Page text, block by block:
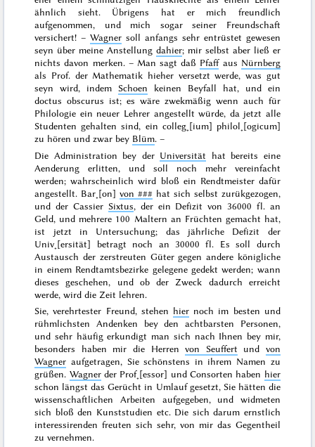
ähnlich sieht. Übrigens hat er mich freundlich
aufgenommen, und mich sogar seiner Freundschaft
versichert! –Wagner soll anfangs sehr entrüstet gewesen
seyn über meine Anstellungdahier; mir selbst aber ließ er
nichts davon merken. – Man sagt daß Pfaffaus Nürnberg
als Prof. der Mathematik hieher versetzt werde, was gut
seyn wird, indem Schoen keinen Beyfall hat, und ein
doctus obscurus ist; es wäre zwekmäßig wenn auch für
Philologie ein neuer Lehrer angestellt würde, da jetzt alle
Studenten gehalten sind, ein colleg˖[ium] philol˖[ogicum]
zu hören und zwar bey Blüm. –
Die Administration bey der Universität hat bereits eine
Aenderung erlitten, und soll noch mehr vereinfacht
werden; wahrscheinlich wird bloß ein Rendtmeister dafür
angestellt. Bar˖[on]von### hat sich selbst zurükgezogen,
und der Cassier Sixtus, der ein Defizit von 36000 fl. an
Geld, und mehrere 100 Maltern an Früchten gemacht hat,
ist jetzt in Untersuchung; das jährliche Defizit der
Univ˖[ersität] betragt noch an 30000 fl. Es soll durch
Austausch der zerstreuten Güter gegen andere königliche
in einemRendtamtsbezirke gelegene gedekt werden; wann
dieses geschehen, und ob der Zweck dadurch erreicht
werde, wird die Zeit lehren.
Sie, verehrtester Freund, stehen hier noch im besten und
rühmlichsten Andenken bey den achtbarsten Personen,
und sehr häufig erkundigt man sich nach Ihnen bey mir,
besonders haben mir die Herrenvon Seuffert und von
Wagner aufgetragen, Sie schönstens in ihrem Namen zu
grüßen. Wagnerder Prof˖[essor] und Consorten haben hier
schon längst das Gerücht in Umlauf gesetzt, Sie hätten die
wissenschaftlichen Arbeiten aufgegeben, und widmeten
sich bloß den Kunststudien etc. Die sich darum ernstlich
interessirenden freuten sich sehr, von mir das Gegentheil
zu vernehmen.